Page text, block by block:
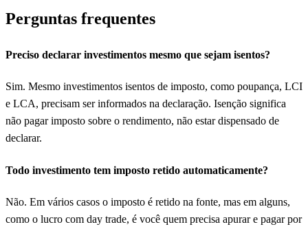
Perguntas frequentes
Preciso declarar investimentos mesmo que sejam isentos?
Sim. Mesmo investimentos isentos de imposto, como poupança, LCI
e LCA, precisam ser informados na declaração. Isenção significa
não pagar imposto sobre o rendimento, não estar dispensado de
declarar.
Todo investimento tem imposto retido automaticamente?
Não. Em vários casos o imposto é retido na fonte, mas em alguns,
como o lucro com day trade, é você quem precisa apurar e pagar por